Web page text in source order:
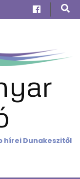
hírei Dunakeszitől